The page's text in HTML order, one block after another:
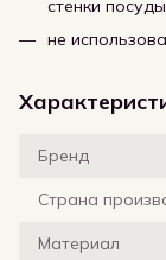
стенки посуды
не
Бренд
Страна
Материал